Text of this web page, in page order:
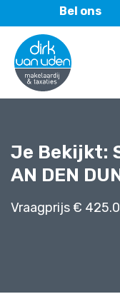
Je Bekijkt:
AN DEN
Vraagprijs €